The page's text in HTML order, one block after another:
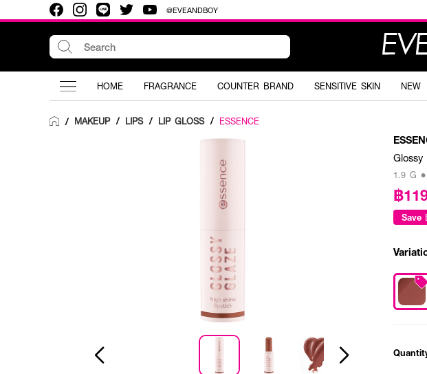
@EVEANDBOY
HOME FRAGRANCE COUNTER BRAND SENSITIVE SKIN NEW
/ MAKEUP / LIPS / LIP GLOSS / ESSENCE
1.9 G •
฿
Save